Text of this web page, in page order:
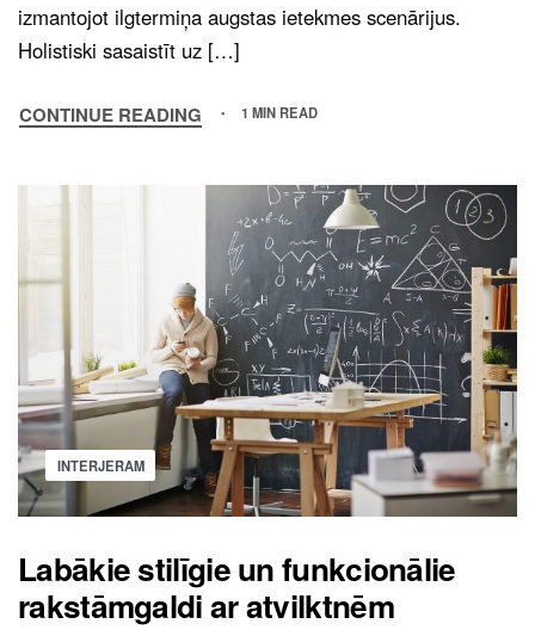
izmantojot ilgtermiņa augstas ietekmes scenārijus.
Holistiski sasaistīt uz […]
CONTINUE READING 1 MIN READ
INTERJERAM
Labākie stilīgie un funkcionālie
rakstāmgaldi ar atvilktnēm